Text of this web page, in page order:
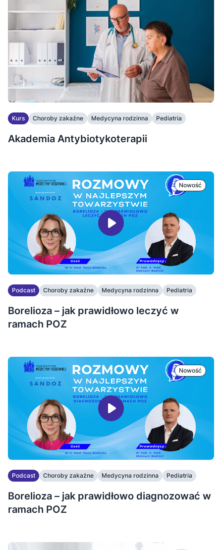
Kurs Choroby zakaźne Medycyna rodzinna Pediatria
Akademia Antybiotykoterapii
Nowość
Podcast Choroby zakaźne Medycyna rodzinna Pediatria
Borelioza – jak prawidłowo leczyć w
ramach POZ
Nowość
Podcast Choroby zakaźne Medycyna rodzinna Pediatria
Borelioza – jak prawidłowo diagnozować w
ramach POZ